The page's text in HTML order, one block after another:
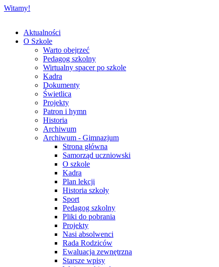
Witamy!
Aktualności
O Szkole
Warto obejrzeć
Pedagog szkolny
Wirtualny spacer po szkole
Kadra
Dokumenty
Świetlica
Projekty
Patron i hymn
Historia
Archiwum
Archiwum - Gimnazjum
Strona główna
Samorząd uczniowski
O szkole
Kadra
Plan lekcji
Historia szkoły
Sport
Pedagog szkolny
Pliki do pobrania
Projekty
Nasi absolwenci
Rada Rodziców
Ewaluacja zewnętrzna
Starsze wpisy